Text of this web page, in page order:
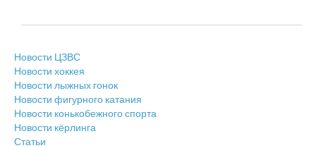
Новости ЦЗВС
Новости хоккея
Новости лыжных гонок
Новости фигурного катания
Новости конькобежного спорта
Новости кёрлинга
Статьи